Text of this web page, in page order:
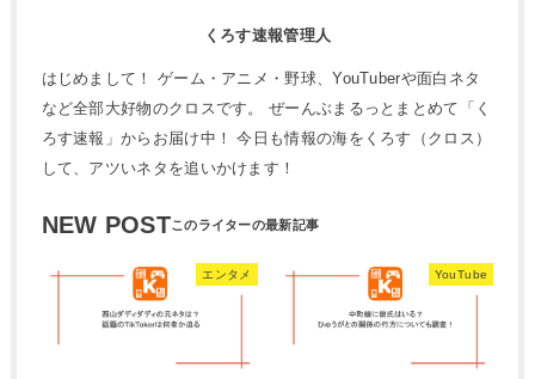
くろす速報管理人
はじめまして！ ゲーム・アニメ・野球、YouTuberや面白ネタ
など全部大好物のクロスです。 ぜーんぶまるっとまとめて「く
ろす速報」からお届け中！ 今日も情報の海をくろす（クロス）
して、アツいネタを追いかけます！
NEW POST
エンタメ YouTube